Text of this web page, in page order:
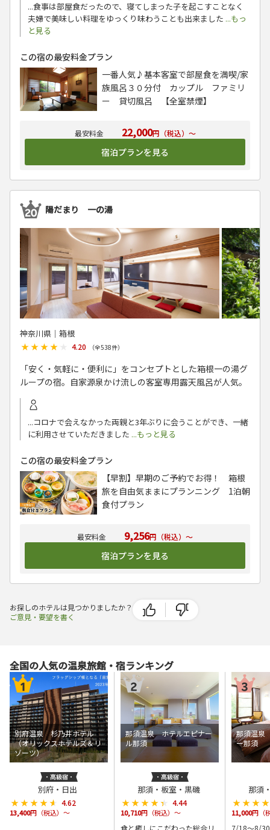
...食事は部屋食だったので、寝てしまった子を起こすことなく
夫婦で美味しい料理をゆっくり味わうことも出来ました ...もっ
と見る
22,000円（税込）～
宿泊プランを見る
この宿の最安料金プラン
一番人気♪基本客室で部屋食を満喫/家
族風呂３０分付 カップル ファミリ
ー 貸切風呂 【全室禁煙】
陽だまり 一の湯
神奈川県│箱根
★★★★★
★★★★★ 4.20 （全538件）
「安く・気軽に・便利に」をコンセプトとした箱根一の湯グ
ループの宿。自家源泉かけ流しの客室専用露天風呂が人気。
...コロナで会えなかった両親と3年ぶりに会うことができ、一緒
に利用させていただきました ...もっと見る
9,256円（税込）～
宿泊プランを見る
この宿の最安料金プラン
【早割】早期のご予約でお得！ 箱根
旅を自由気ままにプランニング 1泊朝
食付プラン
お探しのホテルは見つかりましたか？
ご意見・要望を書く
全国の人気の温泉旅館・宿ランキング
別府温泉 杉乃井ホテル
（オリックスホテルズ＆リ
ゾーツ）
別府・日出
★★★★★
★★★★★ 4.62
13,400円（税込）～
那須温泉 ホテルエピナー
ル那須
那須・板室・黒磯
★★★★★
★★★★★ 4.44
10,710円（税込）～
那須温泉
ー那須
那須
11,000円（